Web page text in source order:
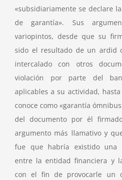
«subsidiariamente se declare
de garantía». Sus
variopintos, desde que su
sido el resultado de un ardid
intercalado con otros
violación por parte del
aplicables a su actividad,
conoce como «garantía
del documento por él
argumento más llamativo y
fue que habría existido una
entre la entidad financiera y
con el fin de provocarle un